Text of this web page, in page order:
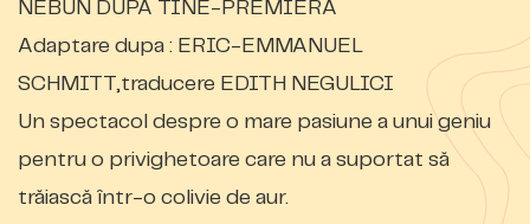
NEBUN DUPA TINE-PREMIERA
Adaptare dupa : ERIC-EMMANUEL
SCHMITT,traducere EDITH NEGULICI
Un spectacol despre o mare pasiune a unui geniu
pentru o privighetoare care nu a suportat să
trăiască într-o colivie de aur.